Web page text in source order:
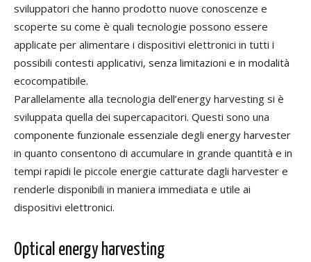
sviluppatori che hanno prodotto nuove conoscenze e
scoperte su come è quali tecnologie possono essere
applicate per alimentare i dispositivi elettronici in tutti i
possibili contesti applicativi, senza limitazioni e in modalità
ecocompatibile.
Parallelamente alla tecnologia dell’energy harvesting si è
sviluppata quella dei supercapacitori. Questi sono una
componente funzionale essenziale degli energy harvester
in quanto consentono di accumulare in grande quantità e in
tempi rapidi le piccole energie catturate dagli harvester e
renderle disponibili in maniera immediata e utile ai
dispositivi elettronici.
Optical energy harvesting